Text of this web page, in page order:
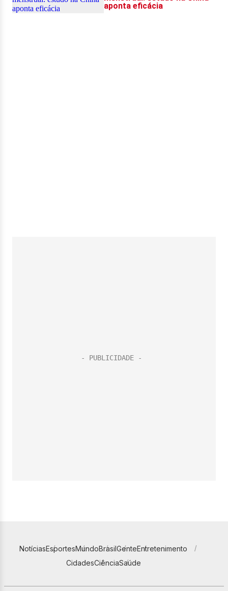
NotíciasEsportesMundoBrasilGenteEntretenimento
CidadesCiênciaSaúde